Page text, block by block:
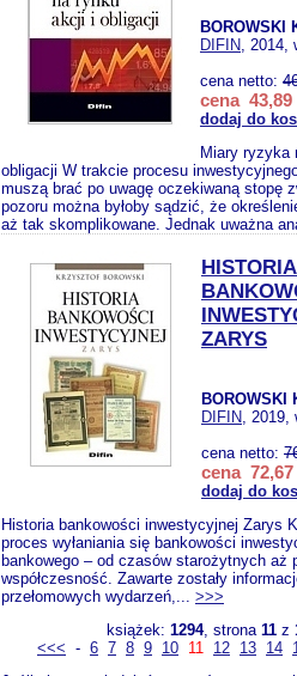
BOROWSKI
DIFIN, 2014,
cena netto:
cena 43,89
dodaj do
Miary ryzyka
obligacji W trakcie procesu
muszą brać po uwagę oczekiwaną stopę
pozoru można byłoby sądzić, że
aż tak skomplikowane. Jednak uważna
HISTORIA
ZARYS
BOROWSKI
DIFIN, 2019,
cena netto:
cena 72,67
dodaj do
Historia bankowości inwestycyjnej Zarys
proces wyłaniania się bankowości
bankowego – od czasów starożytnych aż
współczesność. Zawarte zostały
przełomowych wydarzeń,... >>>
książek: 1294, strona 11z
<<< - 6 7 8 9 10 11 12 13 14